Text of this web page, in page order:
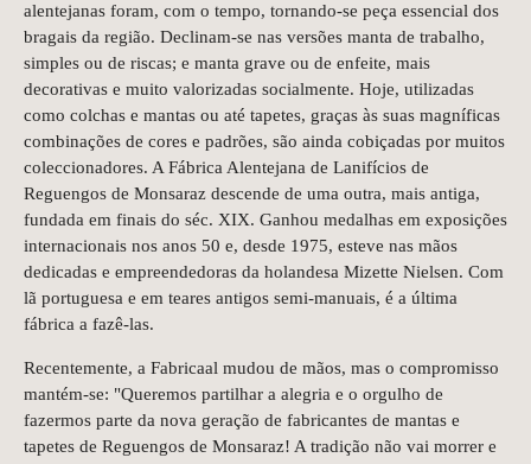
alentejanas foram, com o tempo, tornando-se peça essencial dos
bragais da região. Declinam-se nas versões manta de trabalho,
simples ou de riscas; e manta grave ou de enfeite, mais
decorativas e muito valorizadas socialmente. Hoje, utilizadas
como colchas e mantas ou até tapetes, graças às suas magníficas
combinações de cores e padrões, são ainda cobiçadas por muitos
coleccionadores. A Fábrica Alentejana de Lanifícios de
Reguengos de Monsaraz descende de uma outra, mais antiga,
fundada em finais do séc. XIX. Ganhou medalhas em exposições
internacionais nos anos 50 e, desde 1975, esteve nas mãos
dedicadas e empreendedoras da holandesa Mizette Nielsen. Com
lã portuguesa e em teares antigos semi-manuais, é a última
fábrica a fazê-las.
Recentemente, a Fabricaal mudou de mãos, mas o compromisso
mantém-se: "Queremos partilhar a alegria e o orgulho de
fazermos parte da nova geração de fabricantes de mantas e
tapetes de Reguengos de Monsaraz! A tradição não vai morrer e